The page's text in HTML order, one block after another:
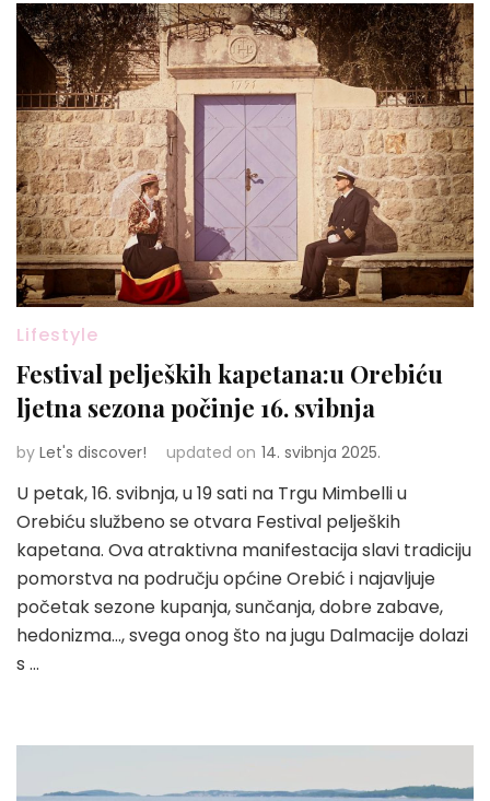
Lifestyle
Festival peljeških kapetana:u Orebiću
ljetna sezona počinje 16. svibnja
by Let's discover! updated on 14. svibnja 2025.
U petak, 16. svibnja, u 19 sati na Trgu Mimbelli u
Orebiću službeno se otvara Festival peljeških
kapetana. Ova atraktivna manifestacija slavi tradiciju
pomorstva na području općine Orebić i najavljuje
početak sezone kupanja, sunčanja, dobre zabave,
hedonizma…, svega onog što na jugu Dalmacije dolazi
s …